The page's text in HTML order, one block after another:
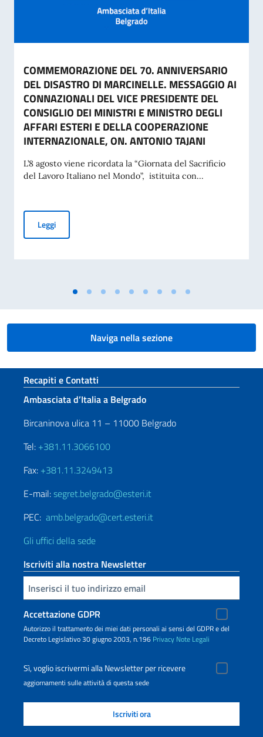
COMMEMORAZIONE DEL 70. ANNIVERSARIO
DEL DISASTRO DI MARCINELLE. MESSAGGIO AI
CONNAZIONALI DEL VICE PRESIDENTE DEL
CONSIGLIO DEI MINISTRI E MINISTRO DEGLI
AFFARI ESTERI E DELLA COOPERAZIONE
INTERNAZIONALE, ON. ANTONIO TAJANI
L’8 agosto viene ricordata la “Giornata del Sacrificio
del Lavoro Italiano nel Mondo”, istituita con...
LeggiCOMMEMORAZIONE DEL 70. ANNIVERSARIO DEL
Naviga nella sezione
Sezione footer
Recapiti e Contatti
Ambasciata d’Italia a Belgrado
Bircaninova ulica 11 – 11000 Belgrado
Tel: +381.11.3066100
Fax: +381.11.3249413
E-mail:segret.belgrado@esteri.it
PEC: amb.belgrado@cert.esteri.it
Gli uffici della sede
Iscriviti alla nostra Newsletter
Inserisci la tua email
Accettazione GDPR
Autorizzo il trattamento dei miei dati personali ai sensi del GDPR e del
Decreto Legislativo 30 giugno 2003, n.196 Privacy Note Legali
Sì, voglio iscrivermi alla Newsletter per ricevere
aggiornamenti sulle attività di questa sede